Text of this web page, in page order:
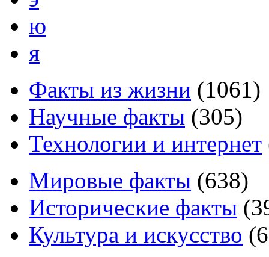
ю
я
Факты из жизни (1061)
Научные факты (305)
Технологии и интернет
Мировые факты (638)
Исторические факты (
Культура и искусство (